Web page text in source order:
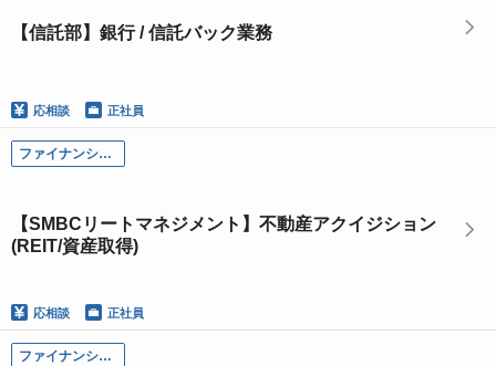
【信託部】銀行 / 信託バック業務
応相談 正社員
ファイナンシャル・ソリューション本部
【SMBCリートマネジメント】不動産アクイジション
(REIT/資産取得)
応相談 正社員
ファイナンシャル・ソリューション本部